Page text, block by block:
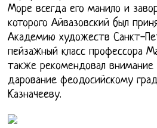
Море всегда его манило и
которого Айвазовский был
Академию художеств Санкт-
пейзажный класс профессора
также рекомендовал
дарование феодосийскому
Казначееву.